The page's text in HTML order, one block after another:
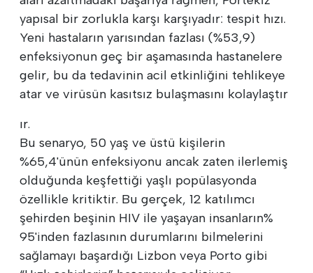
yapısal bir zorlukla karşı karşıyadır: tespit hızı.
Yeni hastaların yarısından fazlası (%53,9)
enfeksiyonun geç bir aşamasında hastanelere
gelir, bu da tedavinin acil etkinliğini tehlikeye
atar ve virüsün kasıtsız bulaşmasını kolaylaştır
ır.
Bu senaryo, 50 yaş ve üstü kişilerin
%65,4'ünün enfeksiyonu ancak zaten ilerlemiş
olduğunda keşfettiği yaşlı popülasyonda
özellikle kritiktir. Bu gerçek, 12 katılımcı
şehirden beşinin HIV ile yaşayan insanların%
95'inden fazlasının durumlarını bilmelerini
sağlamayı başardığı Lizbon veya Porto gibi